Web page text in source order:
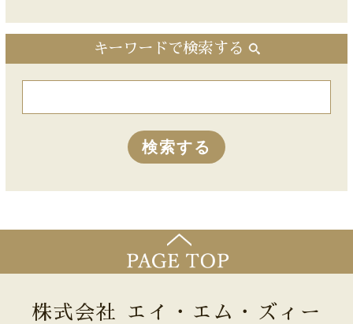
キーワードで検索する
株式会社 エイ・エム・ズィー